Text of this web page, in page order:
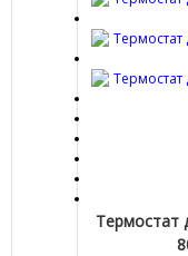
Термостат